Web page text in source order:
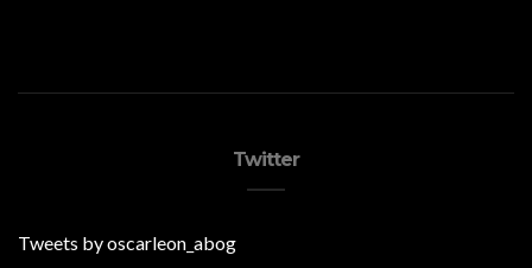
Twitter
Tweets by oscarleon_abog